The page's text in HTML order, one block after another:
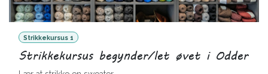
Strikkekursus 1
Strikkekursus begynder/let øvet i Odder